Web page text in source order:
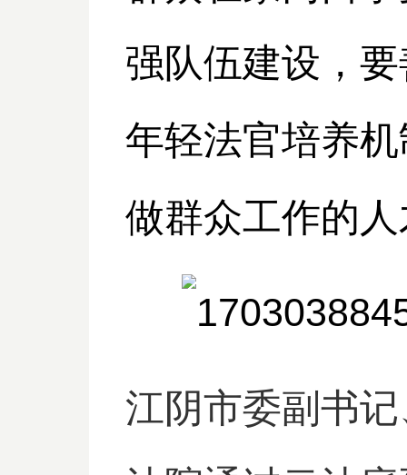
强队伍建设，
年轻法官培养
做群众工作的
江阴市委副书